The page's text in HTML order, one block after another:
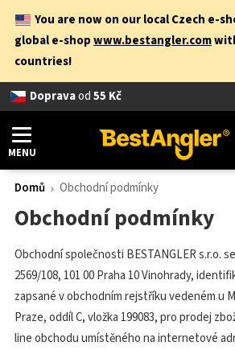
You are now on our local Czech e-
global e-shopwww.bestangler.com
countries!
Dopravaod55 Kč
MENU
Domů Obchodní podmínky
Obchodní podmínky
Obchodní společnosti BESTANGLER s.r.o.
2569/108, 101 00 Praha 10 Vinohrady,
zapsané v obchodním rejstříku vedeném u
Praze, oddíl C, vložka 199083, pro prodej
line obchodu umístěného na internetové